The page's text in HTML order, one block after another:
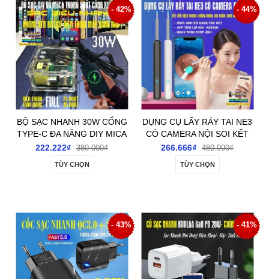
- 42%
BỘ SẠC NHANH 30W CỔNG
TYPE-C ĐA NĂNG DIY MICA
TRONG SUỐT NHÌN THẤU
NHANH CÁC LOẠI ĐIỆN
222.222₫ 380.000₫
TÙY CHỌN
- 44%
DỤNG CỤ LẤY RÁY TAI NE3
CÓ CAMERA NỘI SOI KẾT
NỐI ĐIỆN THOẠI THÔNG
TIỆN LỢI
266.666₫ 480.000₫
TÙY CHỌN
- 43% - 41%